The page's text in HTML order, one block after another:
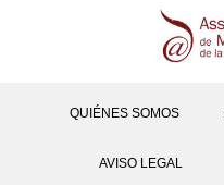
QUIÉNES SOMOS
AVISO LEGAL